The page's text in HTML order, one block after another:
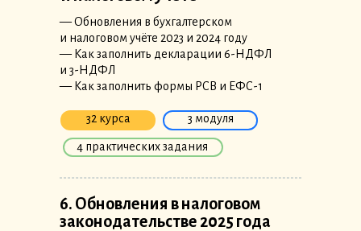
6. Обновления в налоговом
законодательстве 2025 года
— Обновления в бухгалтерском
и налоговом учёте 2023 и 2024 году
— Как заполнить декларации 6-НДФЛ
и 3-НДФЛ
— Как заполнить формы РСВ и ЕФС-1
32 курса 3 модуля
4 практических задания